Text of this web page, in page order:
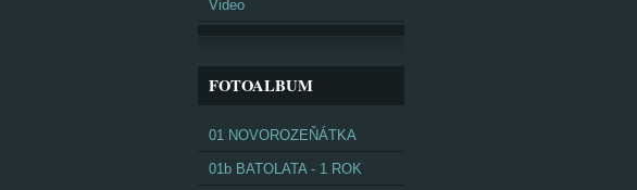
Video
FOTOALBUM
01 NOVOROZEŇÁTKA
01b BATOLATA - 1 ROK